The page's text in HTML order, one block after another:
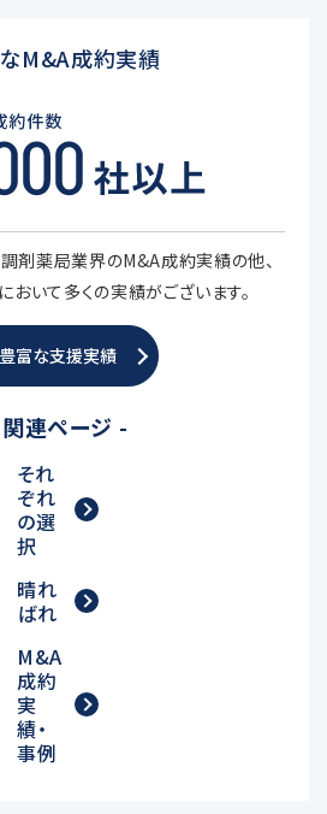
M&A成約実績
剤薬局業界のM&A成約実績の他、
いて多くの実績がございます。
豊富な支援実績
連ページ -
それ
ぞれ
の選
択
晴れ
ばれ
M&A
成約
実
績・
事例